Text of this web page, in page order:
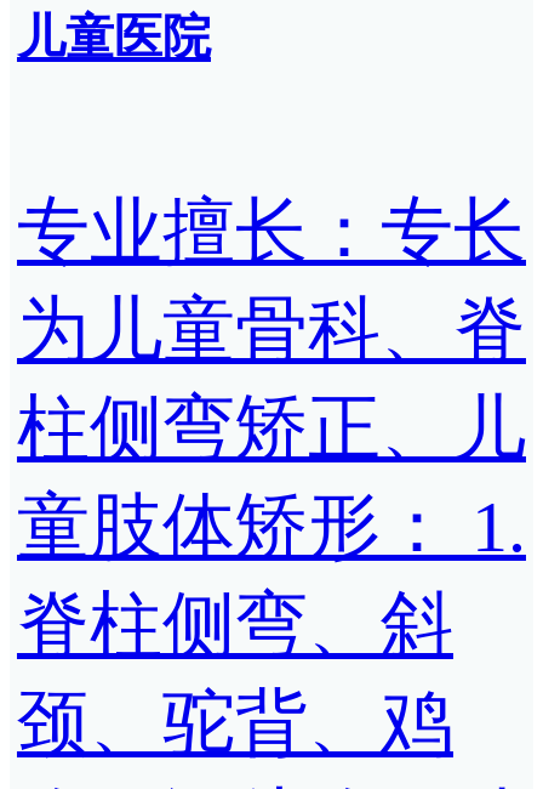
儿童医院
专业擅长：专长
为儿童骨科、脊
柱侧弯矫正、儿
童肢体矫形： 1.
脊柱侧弯、斜
颈、驼背、鸡